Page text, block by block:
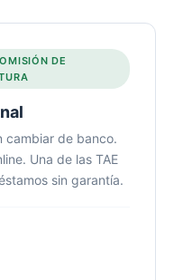
DE
cambiar de banco.
Una de las TAE
sin garantía.